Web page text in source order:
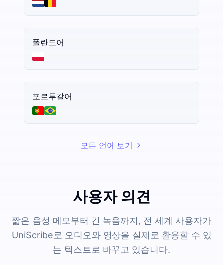
폴란드어
포르투갈어
모든 언어 보기
사용자 의견
짧은 음성 메모부터 긴 녹음까지, 전 세계 사용자가
UniScribe로 오디오와 영상을 실제로 활용할 수 있
는 텍스트로 바꾸고 있습니다.